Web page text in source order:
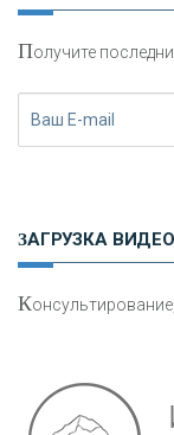
Работа
Получите
ЗАГРУЗКА
К